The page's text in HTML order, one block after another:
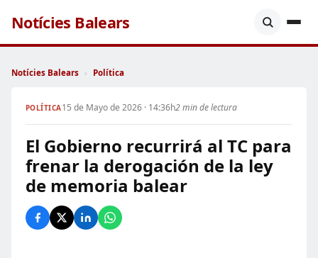
Notícies Balears
Notícies Balears › Política
POLÍTICA15 de Mayo de 2026 · 14:36h2 min de lectura
El Gobierno recurrirá al TC para
frenar la derogación de la ley
de memoria balear